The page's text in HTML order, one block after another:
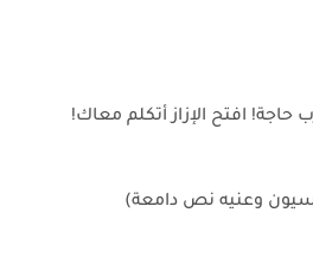
افتح الإزاز أتكلم معاك!
وعنيه نص دامعة)